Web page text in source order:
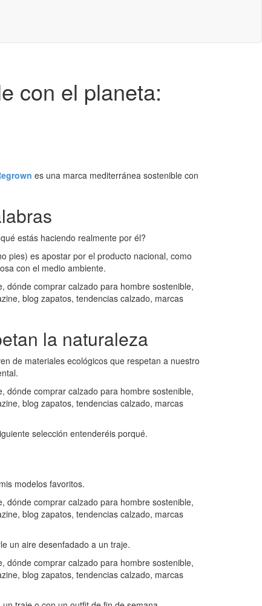
con el planeta:
es una marca mediterránea sostenible con
estás haciendo realmente por él?
pies) es apostar por el producto nacional, como
con el medio ambiente.
la naturaleza
de materiales ecológicos que respetan a nuestro
selección entenderéis porqué.
modelos favoritos.
un aire desenfadado a un traje.